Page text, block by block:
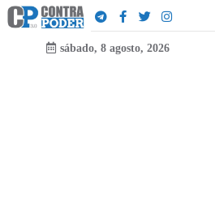
sábado, 8 agosto, 2026